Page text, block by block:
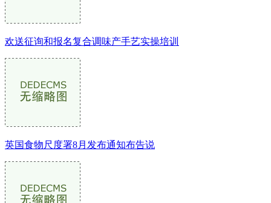
欢送征询和报名复合调味产手艺实操培训
英国食物尺度署8月发布通知布告说